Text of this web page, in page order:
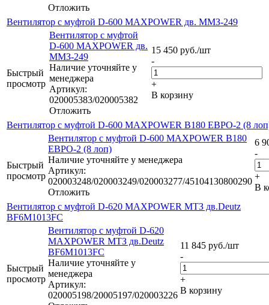
Отложить
Вентилятор с муфтой D-600 MAXPOWER дв. ММЗ-249
Быстрый
просмотр
Вентилятор с муфтой
D-600 MAXPOWER дв.
ММЗ-249
Наличие уточняйте у
менеджера
Артикул:
020005383/020005382
Отложить
15 450 руб./шт
-
+
В корзину
Вентилятор с муфтой D-600 MAХPOWER B180 ЕВРО-2 (8
Быстрый
просмотр
Вентилятор с муфтой D-600 MAХPOWER B180
ЕВРО-2 (8 лоп)
Наличие уточняйте у менеджера
Артикул:
020003248/020003249/020003277/45104130800290
Отложить
6
-
+
В
Вентилятор с муфтой D-620 MAXPOWER МТЗ дв.Deutz
BF6M1013FC
Быстрый
просмотр
Вентилятор с муфтой D-620
MAXPOWER МТЗ дв.Deutz
BF6M1013FC
Наличие уточняйте у
менеджера
Артикул:
020005198/20005197/020003226
11 845 руб./шт
-
+
В корзину